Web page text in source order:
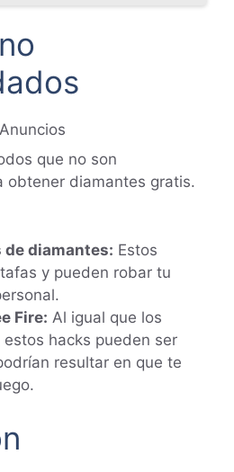
Anuncios
que no son
obtener diamantes gratis.
de diamantes: Estos
y pueden robar tu
Fire: Al igual que los
hacks pueden ser
resultar en que te